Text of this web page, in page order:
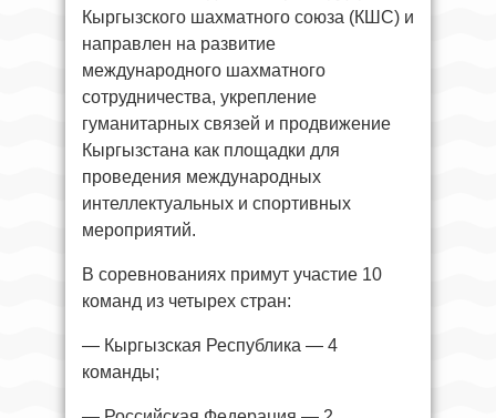
Кыргызского шахматного союза (КШС) и
направлен на развитие
международного шахматного
сотрудничества, укрепление
гуманитарных связей и продвижение
Кыргызстана как площадки для
проведения международных
интеллектуальных и спортивных
мероприятий.
В соревнованиях примут участие 10
команд из четырех стран:
— Кыргызская Республика — 4
команды;